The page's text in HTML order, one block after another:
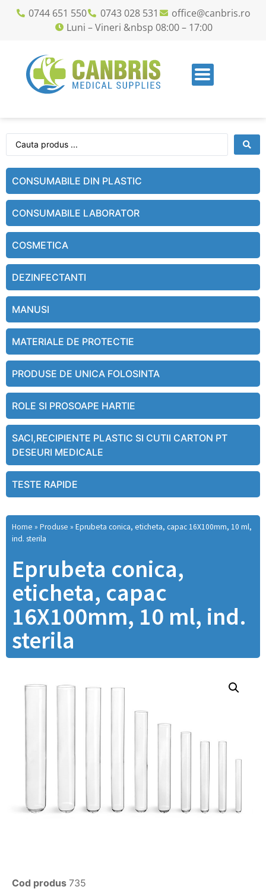
0744 651 550 0743 028 531
office@canbris.ro
Luni – Vineri &nbsp 08:00 – 17:00
CONSUMABILE DIN PLASTIC
CONSUMABILE LABORATOR
COSMETICA
DEZINFECTANTI
MANUSI
MATERIALE DE PROTECTIE
PRODUSE DE UNICA FOLOSINTA
ROLE SI PROSOAPE HARTIE
SACI,RECIPIENTE PLASTIC SI CUTII CARTON PT
DESEURI MEDICALE
TESTE RAPIDE
Home » Produse » Eprubeta conica, eticheta, capac 16X100mm, 10 ml,
ind. sterila
Eprubeta conica,
eticheta, capac
16X100mm, 10 ml, ind.
sterila
Cod produs 735